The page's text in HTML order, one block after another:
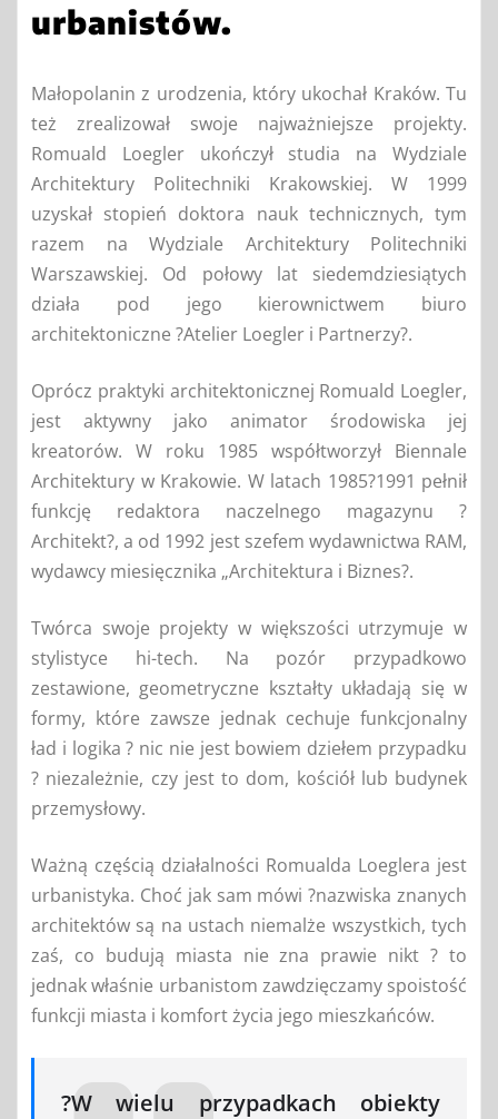
urbanistów.
Małopolanin z urodzenia, który ukochał Kraków. Tu
też zrealizował swoje najważniejsze projekty.
Romuald Loegler ukończył studia na Wydziale
Architektury Politechniki Krakowskiej. W 1999
uzyskał stopień doktora nauk technicznych, tym
razem na Wydziale Architektury Politechniki
Warszawskiej. Od połowy lat siedemdziesiątych
działa pod jego kierownictwem biuro
architektoniczne ?Atelier Loegler i Partnerzy?.
Oprócz praktyki architektonicznej Romuald Loegler,
jest aktywny jako animator środowiska jej
kreatorów. W roku 1985 współtworzył Biennale
Architektury w Krakowie. W latach 1985?1991 pełnił
funkcję redaktora naczelnego magazynu ?
Architekt?, a od 1992 jest szefem wydawnictwa RAM,
wydawcy miesięcznika „Architektura i Biznes?.
Twórca swoje projekty w większości utrzymuje w
stylistyce hi-tech. Na pozór przypadkowo
zestawione, geometryczne kształty układają się w
formy, które zawsze jednak cechuje funkcjonalny
ład i logika ? nic nie jest bowiem dziełem przypadku
? niezależnie, czy jest to dom, kościół lub budynek
przemysłowy.
Ważną częścią działalności Romualda Loeglera jest
urbanistyka. Choć jak sam mówi ?nazwiska znanych
architektów są na ustach niemalże wszystkich, tych
zaś, co budują miasta nie zna prawie nikt ? to
jednak właśnie urbanistom zawdzięczamy spoistość
funkcji miasta i komfort życia jego mieszkańców.
?W wielu przypadkach obiekty